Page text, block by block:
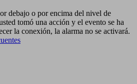
debajo o por encima del nivel de
tomó una acción y el evento se ha
la conexión, la alarma no se activará.